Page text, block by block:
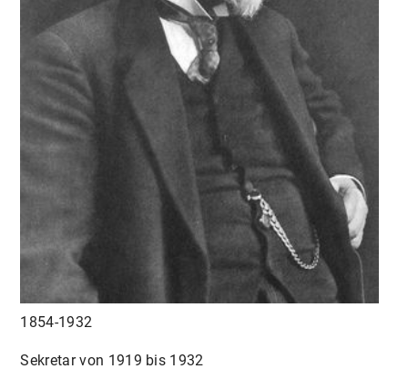
1854-1932
Sekretar von 1919 bis 1932